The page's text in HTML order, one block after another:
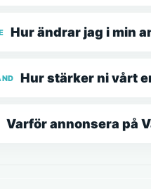
Hur ändrar jag i min
Hur stärker ni vårt
Varför annonsera på